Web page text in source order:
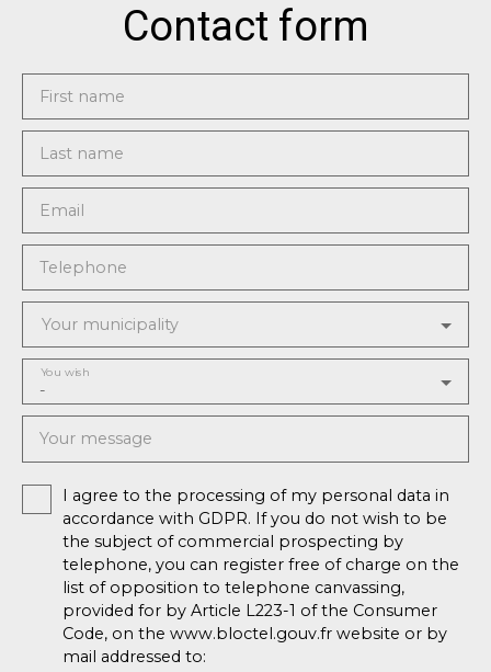
Contact form
First name
Last name
Email
Telephone
Your municipality
-
You wish
Your message
I agree to the processing of my personal data in
accordance with GDPR. If you do not wish to be
the subject of commercial prospecting by
telephone, you can register free of charge on the
list of opposition to telephone canvassing,
provided for by Article L223-1 of the Consumer
Code, on the www.bloctel.gouv.fr website or by
mail addressed to: